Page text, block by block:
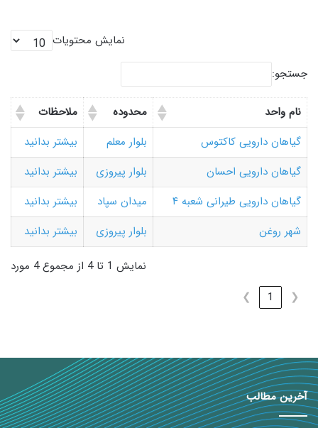
نمایش محتویات
جستجو:
نام واحد محدوده
ملاحظات
گیاهان دارویی کاکتوس
بلوار معلم
بیشتر بدانید
گیاهان دارویی احسان
بلوار پیروزی
بیشتر بدانید
گیاهان دارویی طیرانی شعبه ۴
میدان سپاد
بیشتر بدانید
شهر روغن
بلوار پیروزی بیشتر بدانید
نمایش 1 تا 4 از مجموع 4 مورد
❮
1
❯
آخرین مطالب